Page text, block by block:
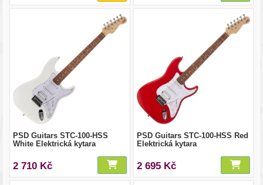
PSD Guitars STC-100-HSS
White Elektrická kytara
2 710 Kč
PSD Guitars STC-100-HSS Red
Elektrická kytara
2 695 Kč